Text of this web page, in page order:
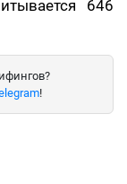
646
!